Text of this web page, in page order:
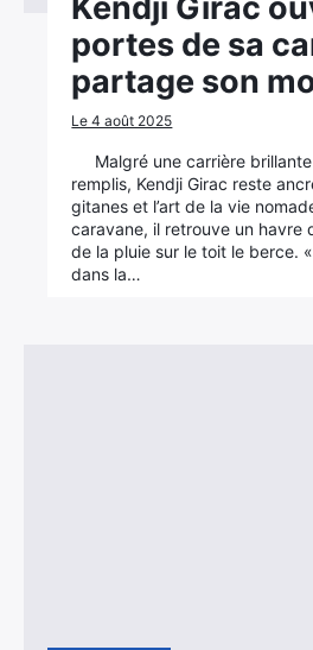
portes de sa
partage son
Le 4 août 2025
Malgré une carrière
remplis, Kendji Girac reste
gitanes et l’art de la vie
caravane, il retrouve un havre
de la pluie sur le toit le berce.
dans la…